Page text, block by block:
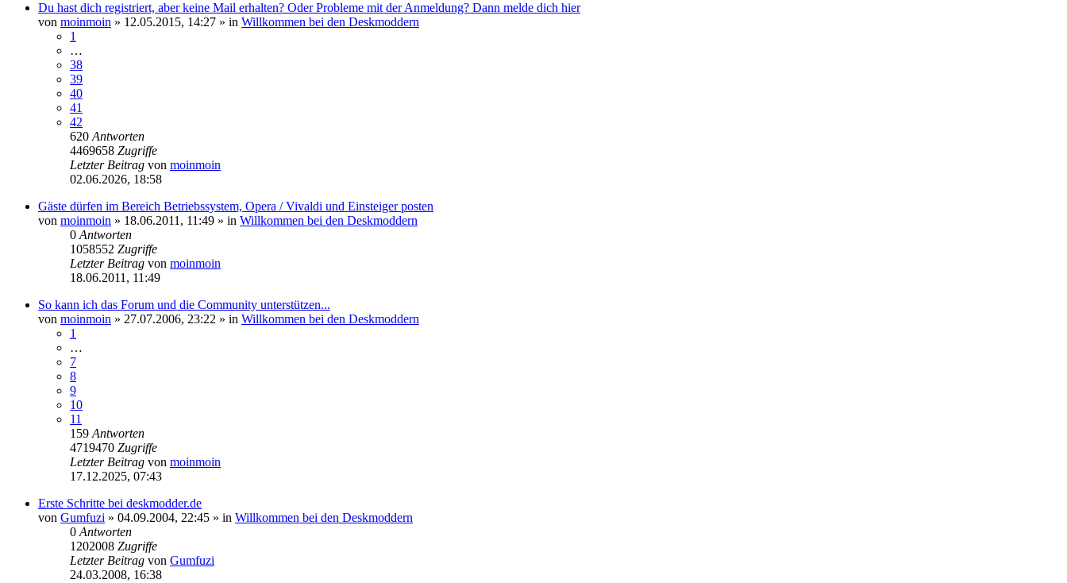
Du hast dich registriert, aber keine Mail erhalten? Oder Probleme mit der Anmeldung? Dann melde dich hier
von moinmoin » 12.05.2015, 14:27 » in Willkommen bei den Deskmoddern
1
…
38
39
40
41
42
620Antworten
4469658 Zugriffe
Letzter Beitrag von moinmoin
02.06.2026, 18:58
Gäste dürfen im Bereich Betriebssystem, Opera / Vivaldi und Einsteiger posten
von moinmoin » 18.06.2011, 11:49 » in Willkommen bei den Deskmoddern
0Antworten
1058552 Zugriffe
Letzter Beitrag von moinmoin
18.06.2011, 11:49
So kann ich das Forum und die Community unterstützen...
von moinmoin » 27.07.2006, 23:22 » in Willkommen bei den Deskmoddern
1
…
7
8
9
10
11
159Antworten
4719470 Zugriffe
Letzter Beitrag von moinmoin
17.12.2025, 07:43
Erste Schritte bei deskmodder.de
von Gumfuzi » 04.09.2004, 22:45 » in Willkommen bei den Deskmoddern
0Antworten
1202008 Zugriffe
Letzter Beitrag von Gumfuzi
24.03.2008, 16:38